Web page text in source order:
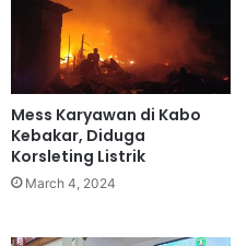
Mess Karyawan di Kabo
Kebakar, Diduga
Korsleting Listrik
March 4, 2024